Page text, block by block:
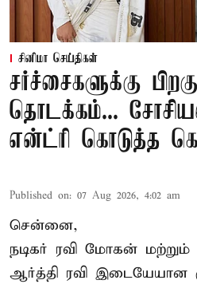
சினிமா செய்திகள்
சர்ச்சைகளுக்கு
தொடக்கம்...
என்ட்ரி கொடுத்த
Published on: 07 Aug 2026, 4:02 am
சென்னை,
நடிகர் ரவி மோகன்
ஆர்த்தி ரவி இடையேயான